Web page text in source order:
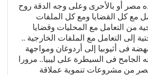
مصر أو بالأحرى وعلى وجه الدقة روح
مع كل القضايا ومع كل الملفات
من التعامل مع المحليات وقضايا
إلى التعامل مع الملفات الخارجية ..
فى أثيوبيا إلى أردوغان ومواجهة
فى السيطرة على ليبيا.. مرورا
من مشروعات تنموية عملاقة